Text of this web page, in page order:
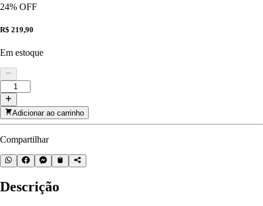
24% OFF
R$ 219,90
Em estoque
Adicionar ao carrinho
Compartilhar
Descrição